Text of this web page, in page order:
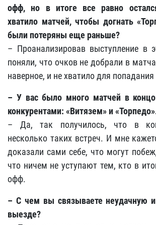
офф, но в итоге все равно
хватило матчей, чтобы догнать
были потеряны еще раньше?
– Проанализировав выступление в
поняли, что очков не добрали в
наверное, и не хватило для
– У вас было много матчей в
конкурентами: «Витязем» и
– Да, так получилось, что в
несколько таких встреч. И мне
доказали сами себе, что могут
что ничем не уступают тем, кто в
офф.
– С чем вы связываете неудачную
выезде?